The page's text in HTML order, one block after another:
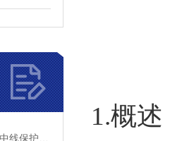
1.概述